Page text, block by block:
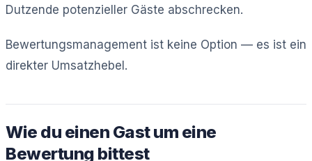
Dutzende potenzieller Gäste abschrecken.
Bewertungsmanagement ist keine Option — es ist ein
direkter Umsatzhebel.
Wie du einen Gast um eine
Bewertung bittest